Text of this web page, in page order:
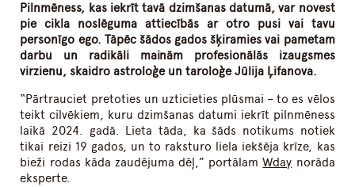
Pilnmēness, kas iekrīt tavā dzimšanas datumā, var novest
pie cikla noslēguma attiecībās ar otro pusi vai tavu
personīgo ego. Tāpēc šādos gados šķiramies vai pametam
darbu un radikāli mainām profesionālās izaugsmes
virzienu, skaidro astroloģe un taroloģe Jūlija Ļifanova.
“Pārtrauciet pretoties un uzticieties plūsmai – to es vēlos
teikt cilvēkiem, kuru dzimšanas datumi iekrīt pilnmēness
laikā 2024. gadā. Lieta tāda, ka šāds notikums notiek
tikai reizi 19 gados, un to raksturo liela iekšēja krīze, kas
bieži rodas kāda zaudējuma dēļ,” portālamWday norāda
eksperte.